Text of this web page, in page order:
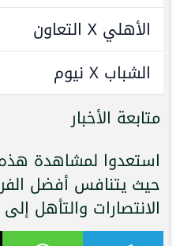
الأهلي X التعاون
الشباب X نيوم
متابعة الأخبار
استعدوا لمشاهدة هذه
حيث يتنافس أفضل
الانتصارات والتأهل إلى